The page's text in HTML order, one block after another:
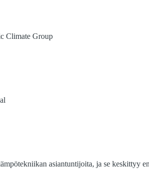
Climate Group
asiantuntijoita, ja se keskittyy